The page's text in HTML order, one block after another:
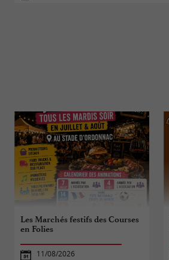
Les Marchés festifs des Courses
en Folies
11/08/2026